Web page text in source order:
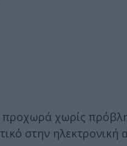
προχωρά χωρίς
στην ηλεκτρονική